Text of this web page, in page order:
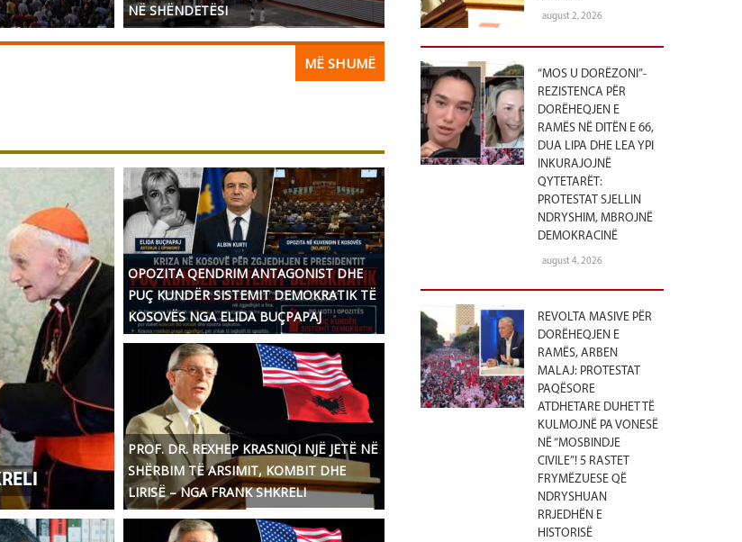
NË SHËNDETËSI
MË SHUMË
OPOZITA QENDRIM ANTAGONIST DHE
PUÇ KUNDËR SISTEMIT DEMOKRATIK TË
KOSOVËS NGA ELIDA BUÇPAPAJ
PROF. DR. REXHEP KRASNIQI NJË JETË NË
SHËRBIM TË ARSIMIT, KOMBIT DHE
LIRISË – NGA FRANK SHKRELI
august 2, 2026
“MOS U DORËZONI”-
REZISTENCA PËR
DORËHEQJEN E
RAMËS NË DITËN E 66,
DUA LIPA DHE LEA YPI
INKURAJOJNË
QYTETARËT:
PROTESTAT SJELLIN
NDRYSHIM, MBROJNË
DEMOKRACINË
august 4, 2026
REVOLTA MASIVE PËR
DORËHEQJEN E
RAMËS, ARBEN
MALAJ: PROTESTAT
PAQËSORE
ATDHETARE DUHET TË
KULMOJNË PA VONESË
NË “MOSBINDJE
CIVILE”! 5 RASTET
FRYMËZUESE QË
NDRYSHUAN
RRJEDHËN E
HISTORISË